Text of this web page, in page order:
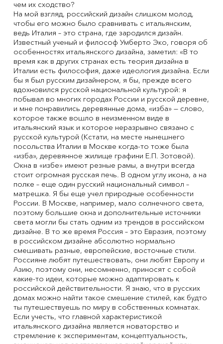
чем их сходство?
На мой взгляд, российский дизайн слишком молод,
чтобы его можно было сравнивать с итальянским,
ведь Италия – это страна, где зародился дизайн.
Известный ученый и философ Умберто Эко, говоря об
особенностях итальянского дизайна, заметил: «В то
время как в других странах есть теория дизайна в
Италии есть философия, даже идеология дизайна. Если
бы я был русским дизайнером, я бы, прежде всего
вдохновился русской национальной культурой: я
побывал во многих городах России и русской деревне,
и мне понравились деревянные дома, «изба» — слово,
которое также вошло в неизменном виде в
итальянский язык и которое неразрывно связано с
русской культурой (Кстати, на месте нынешнего
посольства Италии в Москве когда-то тоже была
«изба», деревянное жилище графини Е.П. Зотовой).
Окна в «избе» имеют резные рамы, а внутри всегда
стоит огромная русская печь. В одном углу икона, а на
полке – еще один русский национальный символ –
матрешка. Я бы еще учел природные особенности
России. В Москве, например, мало солнечного света,
поэтому большие окна и дополнительные источники
света могли бы стать одним из трендов в российском
дизайне. В то же время Россия – это Евразия, поэтому
в российском дизайне абсолютно нормально
смешивать разные, европейские, восточные стили.
Россияне любят путешествовать, они любят Европу и
Азию, поэтому они, несомненно, приносят с собой
какие-то идеи, которые можно адаптировать к
российской действительности. Я знаю, что в русских
домах можно найти такое смешение стилей, как будто
ты путешествуешь по миру в собственных комнатах.
Если учесть, что главной характеристикой
итальянского дизайна является новаторство и
стремление к экспериментам, концептуальность,